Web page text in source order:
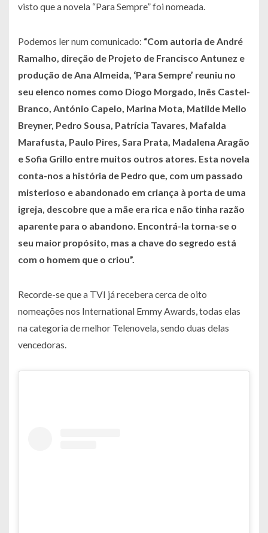
visto que a novela “Para Sempre” foi nomeada.
Podemos ler num comunicado: “Com autoria de André
Ramalho, direção de Projeto de Francisco Antunez e
produção de Ana Almeida, ‘Para Sempre’ reuniu no
seu elenco nomes como Diogo Morgado, Inês Castel-
Branco, António Capelo, Marina Mota, Matilde Mello
Breyner, Pedro Sousa, Patrícia Tavares, Mafalda
Marafusta, Paulo Pires, Sara Prata, Madalena Aragão
e Sofia Grillo entre muitos outros atores. Esta novela
conta-nos a história de Pedro que, com um passado
misterioso e abandonado em criança à porta de uma
igreja, descobre que a mãe era rica e não tinha razão
aparente para o abandono. Encontrá-la torna-se o
seu maior propósito, mas a chave do segredo está
com o homem que o criou”.
Recorde-se que a TVI já recebera cerca de oito
nomeações nos International Emmy Awards, todas elas
na categoria de melhor Telenovela, sendo duas delas
vencedoras.